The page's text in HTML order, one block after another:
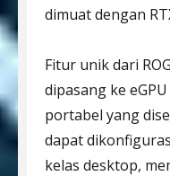
dimuat dengan
Fitur unik dari
dipasang ke
portabel yang
dapat
kelas desktop,